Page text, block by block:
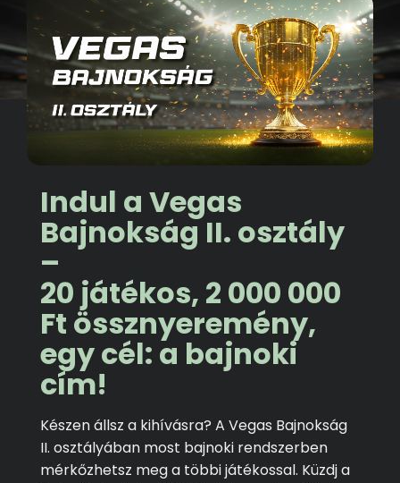
Indul a Vegas
Bajnokság II. osztály
–
20 játékos, 2 000 000
Ft össznyeremény,
egy cél: a bajnoki
cím!
Készen állsz a kihívásra? A Vegas Bajnokság
II. osztályában most bajnoki rendszerben
mérkőzhetsz meg a többi játékossal. Küzdj a